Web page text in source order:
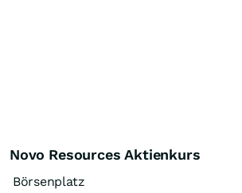
Novo Resources Aktienkurs
Börsenplatz